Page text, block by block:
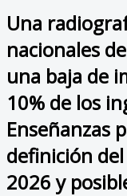
Una
nacionales
una baja de
10% de los
Enseñanzas
definición
2026 y